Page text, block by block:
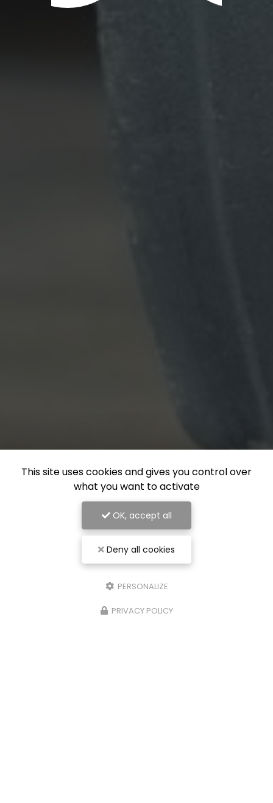
This site uses cookies and gives you control over
what you want to activate
OK, accept all
Deny all cookies
PERSONALIZE
PRIVACY POLICY